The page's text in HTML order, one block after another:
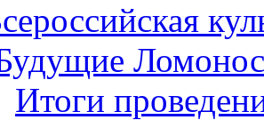
Итоги